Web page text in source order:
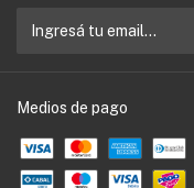
Medios de pago